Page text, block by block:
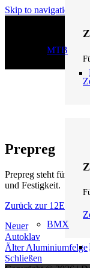
Skip to navigation
MTB
BMX
Prepreg
Prepreg steht für
und Festigkeit.
Zurück zur 12Eleven
Neuer
Autoklav
Älter Aluminiumfelge
Schließen